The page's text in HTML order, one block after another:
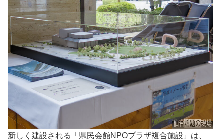
新しく建設される「県民会館NPOプラザ複合施設」は、